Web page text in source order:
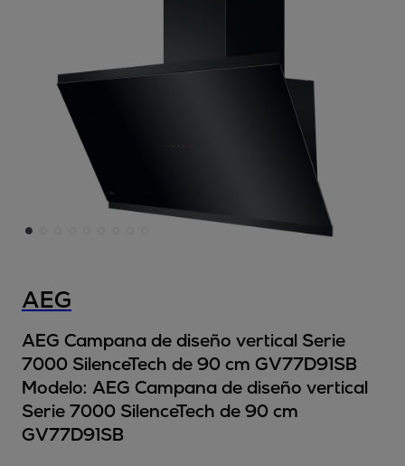
AEG
AEG Campana de diseño vertical Serie
7000 SilenceTech de 90 cm GV77D91SB
Modelo: AEG Campana de diseño vertical
Serie 7000 SilenceTech de 90 cm
GV77D91SB